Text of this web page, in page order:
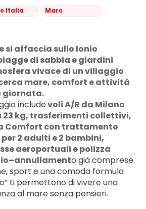
Italia Mare
si affaccia sullo Ionio
di sabbia e giardini
vivace di un villaggio
mare, comfort e attività
giornata.
include voli A/R da Milano
23 kg, trasferimenti collettivi,
Comfort con trattamento
2 adulti e 2 bambini,
aeroportuali e polizza
o già comprese.
sport e una comoda formula
ti permettono di vivere una
al mare senza pensieri.